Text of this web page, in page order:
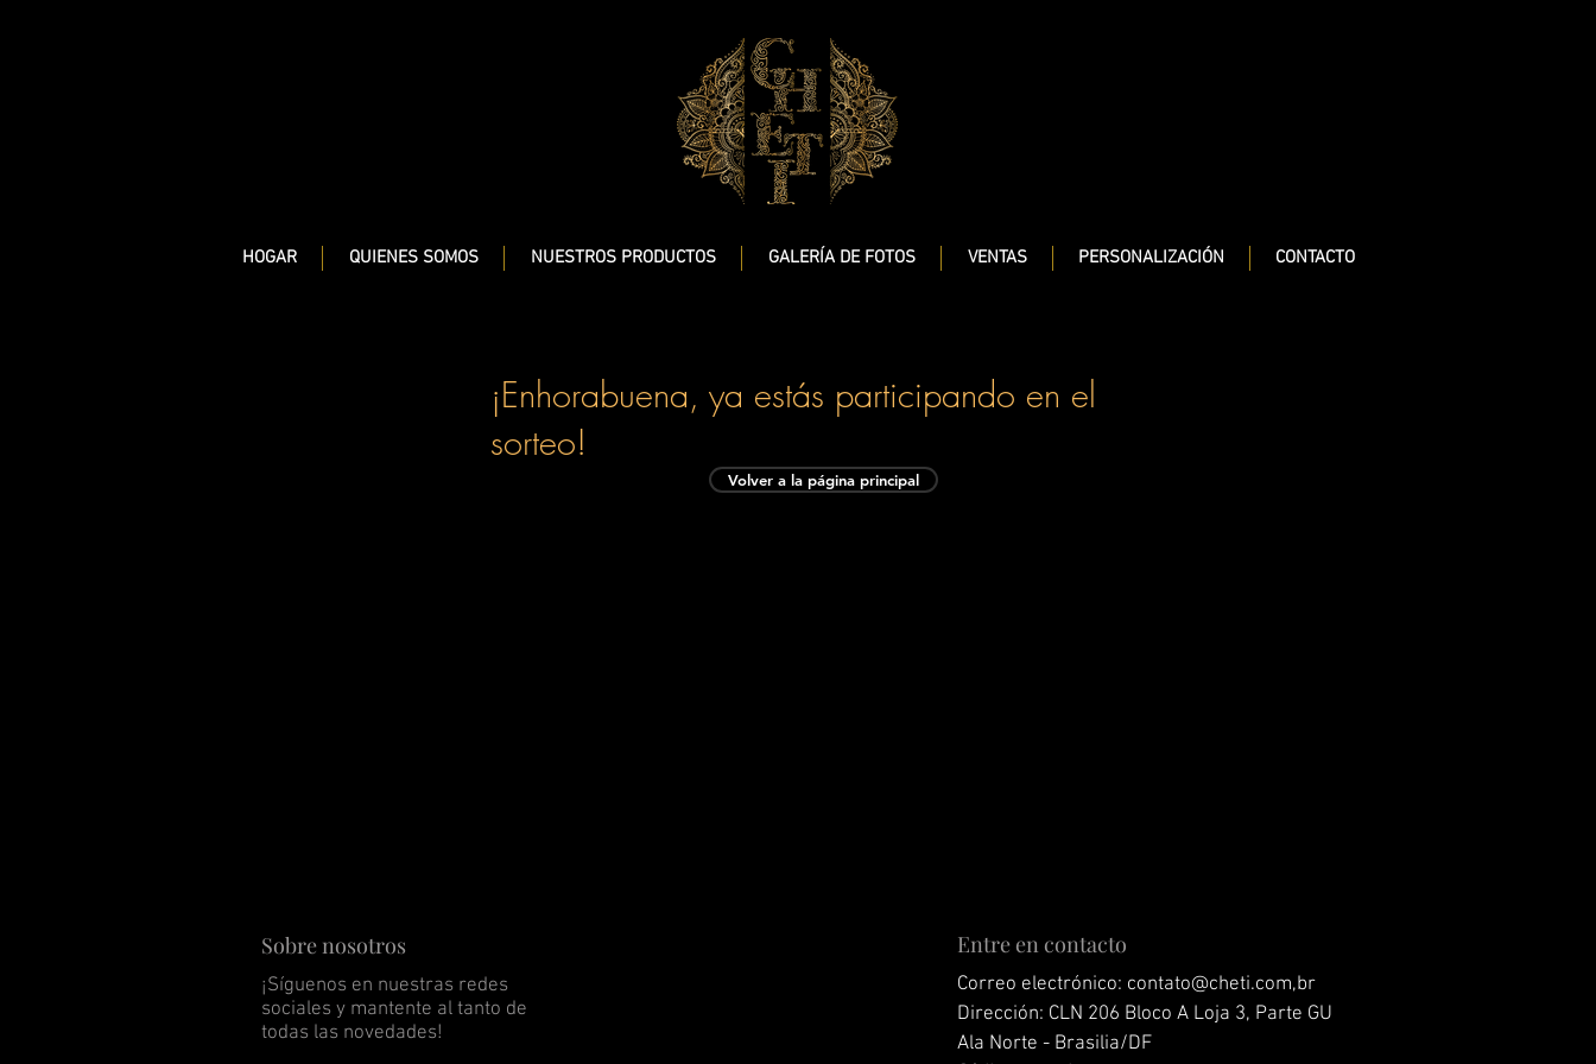
HOGAR QUIENES SOMOS NUESTROS PRODUCTOS GALERÍA DE FOTOS VENTAS PERSONALIZACIÓN CONTACTO
¡Enhorabuena, ya estás participando en el
sorteo!
Volver a la página principal
Sobre nosotros
¡Síguenos en nuestras redes
sociales y mantente al tanto de
todas las novedades!
Entre en contacto
Correo electrónico: contato@cheti.com,br
Dirección: CLN 206 Bloco A Loja 3, Parte GU
Ala Norte - Brasilia/DF